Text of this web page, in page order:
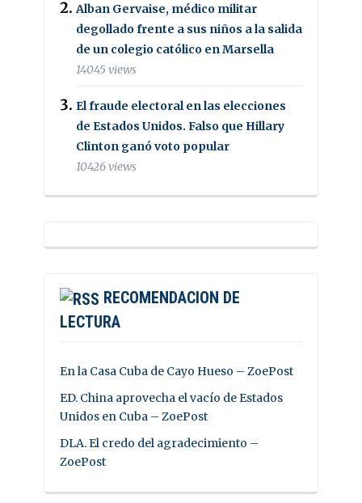
Alban Gervaise, médico militar
degollado frente a sus niños a la salida
de un colegio católico en Marsella
14045 views
El fraude electoral en las elecciones
de Estados Unidos. Falso que Hillary
Clinton ganó voto popular
10426 views
RECOMENDACION DE
LECTURA
En la Casa Cuba de Cayo Hueso – ZoePost
ED. China aprovecha el vacío de Estados
Unidos en Cuba – ZoePost
DLA. El credo del agradecimiento –
ZoePost